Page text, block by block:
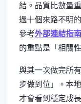
結。品質比數量
過十個來路不明
參考外部連結指南
的重點是「相關
與其一次做完所
步做到位」。本
才會看到穩定成